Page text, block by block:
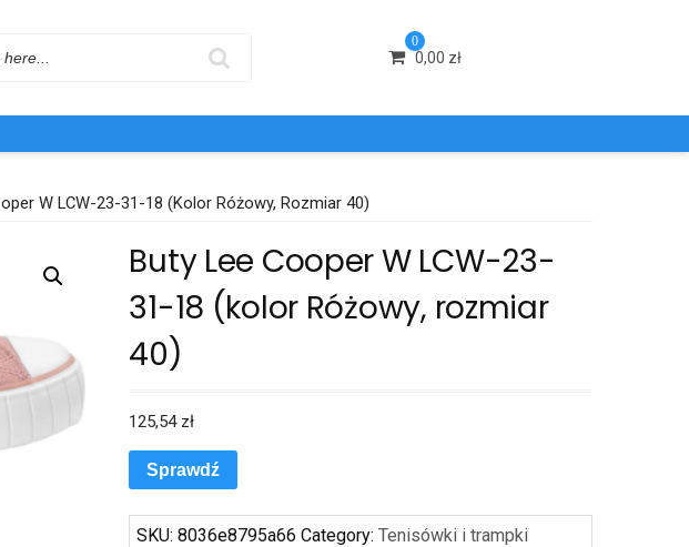
0
0,00 zł
W LCW-23-31-18 (kolor Różowy, Rozmiar 40)
Buty Lee Cooper W LCW-23-
31-18 (kolor Różowy, rozmiar
40)
125,54 zł
Sprawdź
SKU:8036e8795a66 Category:Tenisówki i trampki